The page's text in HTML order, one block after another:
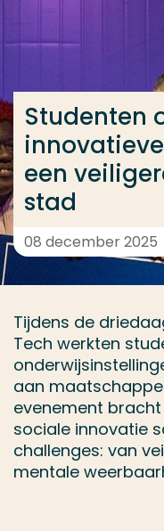
... > Studenten
Studenten
een
stad
08 december 2025
Tijdens de
Tech werkten
aan
evenement
sociale innovatie
challenges: van
mentale
Veel gezocht
Opleiding
Contact